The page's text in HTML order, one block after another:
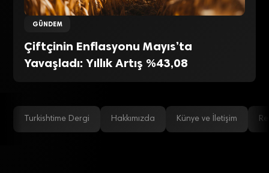
GÜNDEM
Çiftçinin Enflasyonu Mayıs’ta
Yavaşladı: Yıllık Artış %43,08
Turkishtime Dergi Hakkımızda Künye ve İletişim